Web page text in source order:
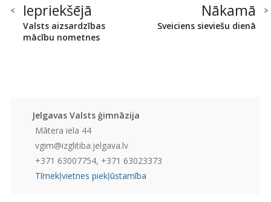
Iepriekšējā
Valsts aizsardzības
mācību nometnes
Nākamā
Sveiciens sieviešu dienā
Jelgavas Valsts ģimnāzija
Mātera iela 44
vgim@izglitiba.jelgava.lv
+371 63007754, +371 63023373
Tīmekļvietnes piekļūstamība